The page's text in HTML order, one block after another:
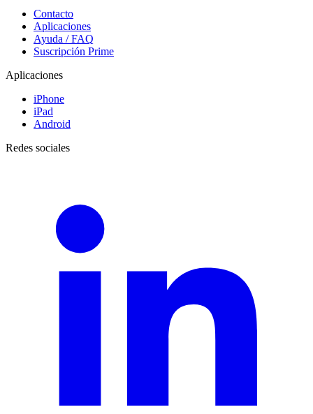
Contacto
Aplicaciones
Ayuda / FAQ
Suscripción Prime
Aplicaciones
iPhone
iPad
Android
Redes sociales